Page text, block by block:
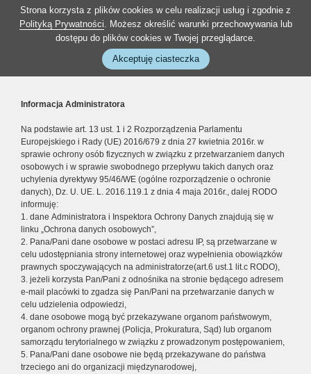
Strona korzysta z plików cookies w celu realizacji usług i zgodnie z
Polityką Prywatności. Możesz określić warunki przechowywania lub
dostępu do plików cookies w Twojej przeglądarce.
Akceptuję ciasteczka
Informacja Administratora
Na podstawie art. 13 ust. 1 i 2 Rozporządzenia Parlamentu
Europejskiego i Rady (UE) 2016/679 z dnia 27 kwietnia 2016r. w
sprawie ochrony osób fizycznych w związku z przetwarzaniem danych
osobowych i w sprawie swobodnego przepływu takich danych oraz
uchylenia dyrektywy 95/46/WE (ogólne rozporządzenie o ochronie
danych), Dz. U. UE. L. 2016.119.1 z dnia 4 maja 2016r., dalej RODO
informuję:
1. dane Administratora i Inspektora Ochrony Danych znajdują się w
linku „Ochrona danych osobowych”,
2. Pana/Pani dane osobowe w postaci adresu IP, są przetwarzane w
celu udostępniania strony internetowej oraz wypełnienia obowiązków
prawnych spoczywających na administratorze(art.6 ust.1 lit.c RODO),
3. jeżeli korzysta Pan/Pani z odnośnika na stronie będącego adresem
e-mail placówki to zgadza się Pan/Pani na przetwarzanie danych w
celu udzielenia odpowiedzi,
4. dane osobowe mogą być przekazywane organom państwowym,
organom ochrony prawnej (Policja, Prokuratura, Sąd) lub organom
samorządu terytorialnego w związku z prowadzonym postępowaniem,
5. Pana/Pani dane osobowe nie będą przekazywane do państwa
trzeciego ani do organizacji międzynarodowej,